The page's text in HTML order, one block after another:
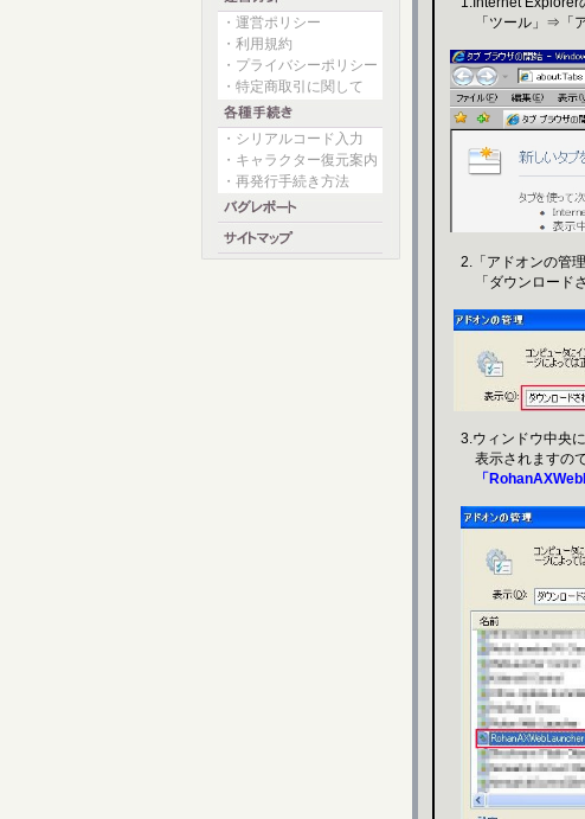
・運営ポリシー
・利用規約
・プライバシーポリシー
・特定商取引に関して
・シリアルコード入力
・キャラクター復元案内
・再発行手続き方法
「ツール」⇒「ア
2.「アドオンの管
「ダウンロードさ
3.ウィンドウ中央
表示されますので
「